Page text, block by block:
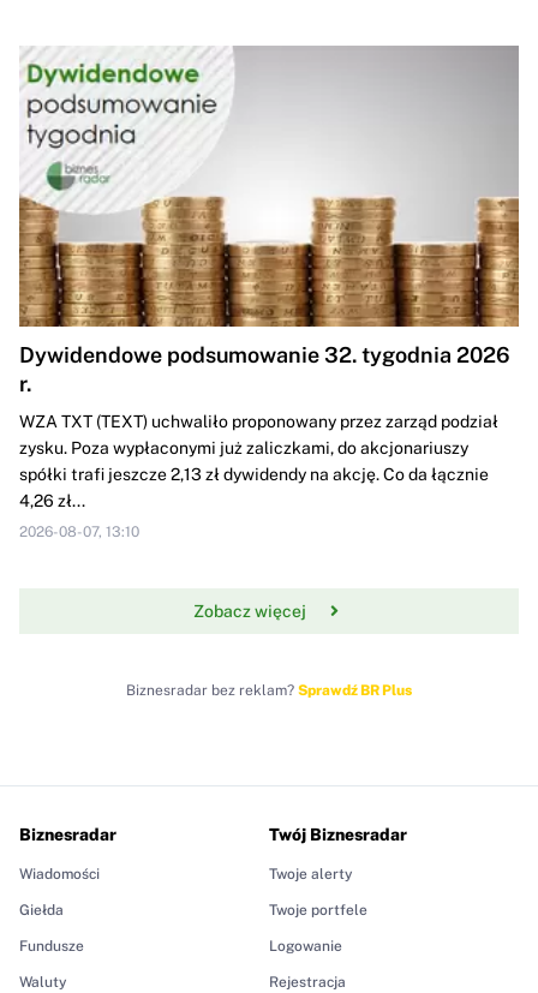
Dywidendowe podsumowanie 32. tygodnia 2026
r.
WZA TXT (TEXT) uchwaliło proponowany przez zarząd podział
zysku. Poza wypłaconymi już zaliczkami, do akcjonariuszy
spółki trafi jeszcze 2,13 zł dywidendy na akcję. Co da łącznie
4,26 zł...
2026-08-07, 13:10
Zobacz więcej
Biznesradar bez reklam? Sprawdź BR Plus
Biznesradar
Wiadomości
Giełda
Fundusze
Waluty
Twój Biznesradar
Twoje alerty
Twoje portfele
Logowanie
Rejestracja